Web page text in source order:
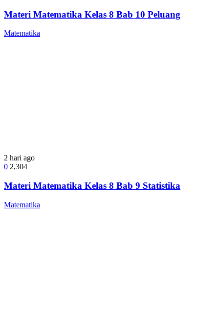
Materi Matematika Kelas 8 Bab 10 Peluang
Matematika
2 hari ago
0 2,304
Materi Matematika Kelas 8 Bab 9 Statistika
Matematika